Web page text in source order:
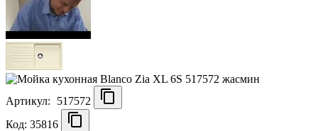
Артикул:
517572
Код: 35816